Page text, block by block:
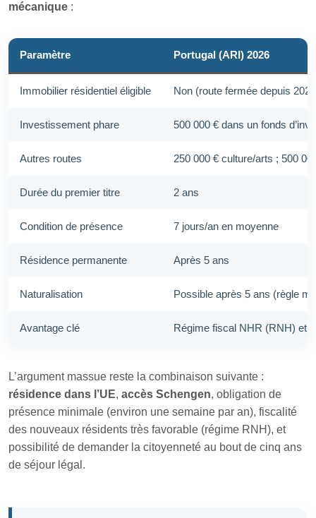
mécanique :
Paramètre Portugal (ARI) 2026
Immobilier résidentiel éligible Non (route fermée depuis
Investissement phare 500 000 € dans un fonds
Autres routes 250 000 € culture/arts ; 500
Durée du premier titre 2 ans
Condition de présence 7 jours/an en moyenne
Résidence permanente Après 5 ans
Naturalisation Possible après 5 ans (règle
Avantage clé Régime fiscal NHR (RNH) et
L’argument massue reste la combinaison suivante :
résidence dans l’UE, accès Schengen, obligation de
présence minimale (environ une semaine par an), fiscalité
des nouveaux résidents très favorable (régime RNH), et
possibilité de demander la citoyenneté au bout de cinq ans
de séjour légal.